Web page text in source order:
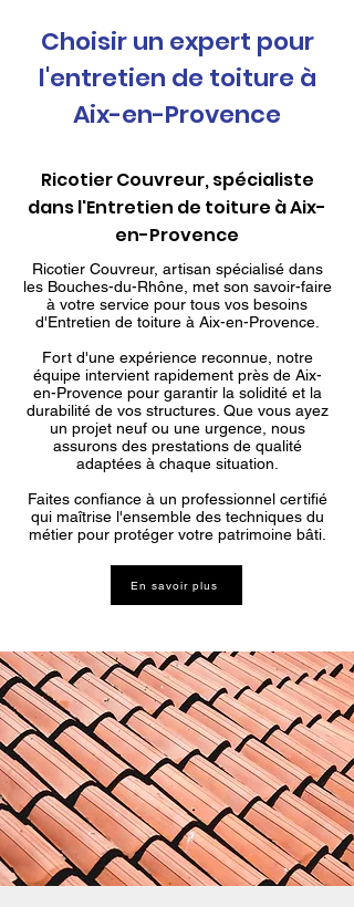
Choisir un expert pour
l'entretien de toiture à
Aix-en-Provence
Ricotier Couvreur, spécialiste
dans l'Entretien de toiture à Aix-
en-Provence
Ricotier Couvreur, artisan spécialisé dans
les Bouches-du-Rhône, met son savoir-faire
à votre service pour tous vos besoins
d'Entretien de toiture à Aix-en-Provence.
Fort d'une expérience reconnue, notre
équipe intervient rapidement près de Aix-
en-Provence pour garantir la solidité et la
durabilité de vos structures. Que vous ayez
un projet neuf ou une urgence, nous
assurons des prestations de qualité
adaptées à chaque situation.
Faites confiance à un professionnel certifié
qui maîtrise l'ensemble des techniques du
métier pour protéger votre patrimoine bâti.
En savoir plus